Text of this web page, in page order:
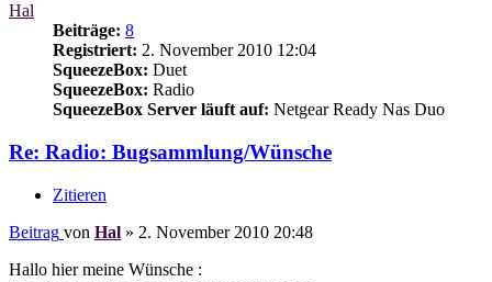
Hal
Beiträge: 8
Registriert: 2. November 2010 12:04
SqueezeBox: Duet
SqueezeBox: Radio
SqueezeBox Server läuft auf: Netgear Ready Nas Duo
Re: Radio: Bugsammlung/Wünsche
Zitieren
Beitrag von Hal » 2. November 2010 20:48
Hallo hier meine Wünsche :